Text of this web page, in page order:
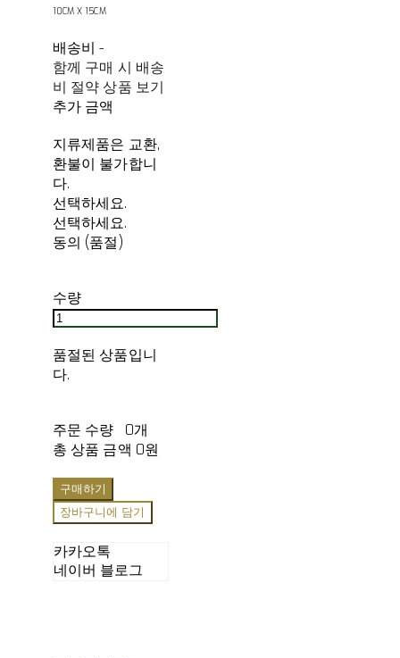
10CM X 15CM
배송비-
함께 구매 시 배송
비 절약 상품 보기
추가 금액
지류제품은 교환,
환불이 불가합니
다.
선택하세요.
선택하세요.
동의 (품절)
수량
품절된 상품입니
다.
주문 수량
0개
총 상품 금액 0원
구매하기
장바구니에 담기
카카오톡
네이버 블로그